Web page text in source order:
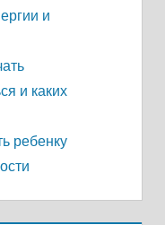
и
и каких
ребенку